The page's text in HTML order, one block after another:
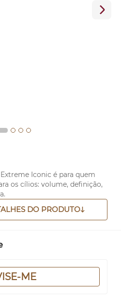
Iconic é para quem
os cílios: volume, definição,
DO PRODUTO
ME